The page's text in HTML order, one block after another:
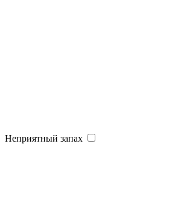
Неприятный запах